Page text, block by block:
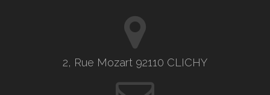
2, Rue Mozart 92110 CLICHY